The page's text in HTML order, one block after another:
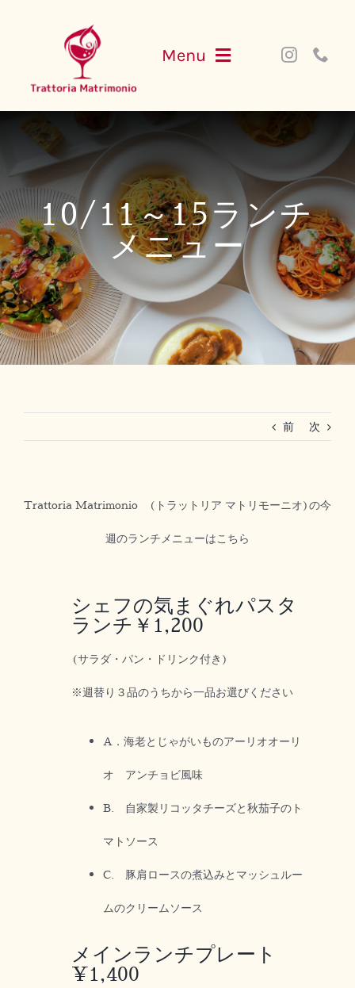
content
Menu
MENU
PARTY
ACCESS
WEB SHOP
法人ご利用(マリーグラン赤坂)
10/11～15ランチ
メニュー
前 次
Trattoria Matrimonio (トラットリア マトリモーニオ)の今
週のランチメニューはこちら
シェフの気まぐれパスタ
ランチ￥1,200
(サラダ・パン・ドリンク付き)
※週替り３品のうちから一品お選びください
A．海老とじゃがいものアーリオオーリ
オ アンチョビ風味
B. 自家製リコッタチーズと秋茄子のト
マトソース
C. 豚肩ロースの煮込みとマッシュルー
ムのクリームソース
メインランチプレート
¥1,400